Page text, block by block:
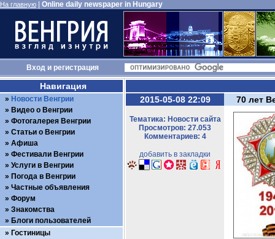
На главную Online daily newspaper in Hungary
Входи регистрация
2015-05-08 22:09
Тематика: Новости сайта
Просмотров: 27.053
Комментариев: 4
добавить в закладки
70 лет
Навигация
Новости Венгрии
Видео о Венгрии
Фотогалерея Венгрии
Статьи о Венгрии
Афиша
Фестивали Венгрии
Услуги в Венгрии
Погода в Венгрии
Частные объявления
Форум
Знакомства
Блоги пользователей
Гостиницы